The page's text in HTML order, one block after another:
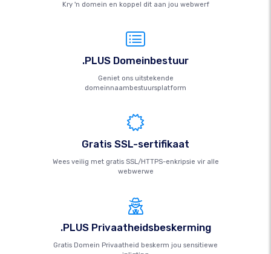
Kry 'n domein en koppel dit aan jou webwerf
.PLUS Domeinbestuur
Geniet ons uitstekende
domeinnaambestuursplatform
Gratis SSL-sertifikaat
Wees veilig met gratis SSL/HTTPS-enkripsie vir alle
webwerwe
.PLUS Privaatheidsbeskerming
Gratis Domein Privaatheid beskerm jou sensitiewe